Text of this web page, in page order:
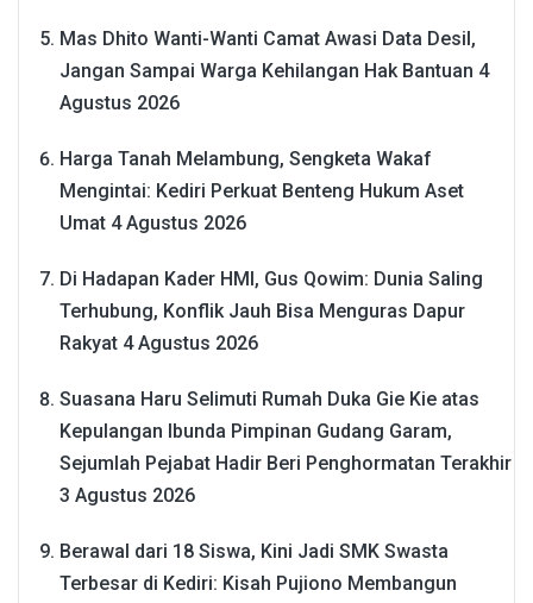
Mas Dhito Wanti-Wanti Camat Awasi Data Desil,
Jangan Sampai Warga Kehilangan Hak Bantuan 4
Agustus 2026
Harga Tanah Melambung, Sengketa Wakaf
Mengintai: Kediri Perkuat Benteng Hukum Aset
Umat 4 Agustus 2026
Di Hadapan Kader HMI, Gus Qowim: Dunia Saling
Terhubung, Konflik Jauh Bisa Menguras Dapur
Rakyat 4 Agustus 2026
Suasana Haru Selimuti Rumah Duka Gie Kie atas
Kepulangan Ibunda Pimpinan Gudang Garam,
Sejumlah Pejabat Hadir Beri Penghormatan Terakhir
3 Agustus 2026
Berawal dari 18 Siswa, Kini Jadi SMK Swasta
Terbesar di Kediri: Kisah Pujiono Membangun